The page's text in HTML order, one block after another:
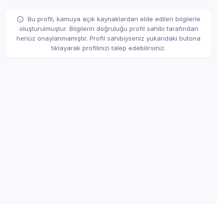
Bu profil, kamuya açık kaynaklardan elde edilen bilgilerle
oluşturulmuştur. Bilgilerin doğruluğu profil sahibi tarafından
henüz onaylanmamıştır. Profil sahibiyseniz yukarıdaki butona
tıklayarak profilinizi talep edebilirsiniz.